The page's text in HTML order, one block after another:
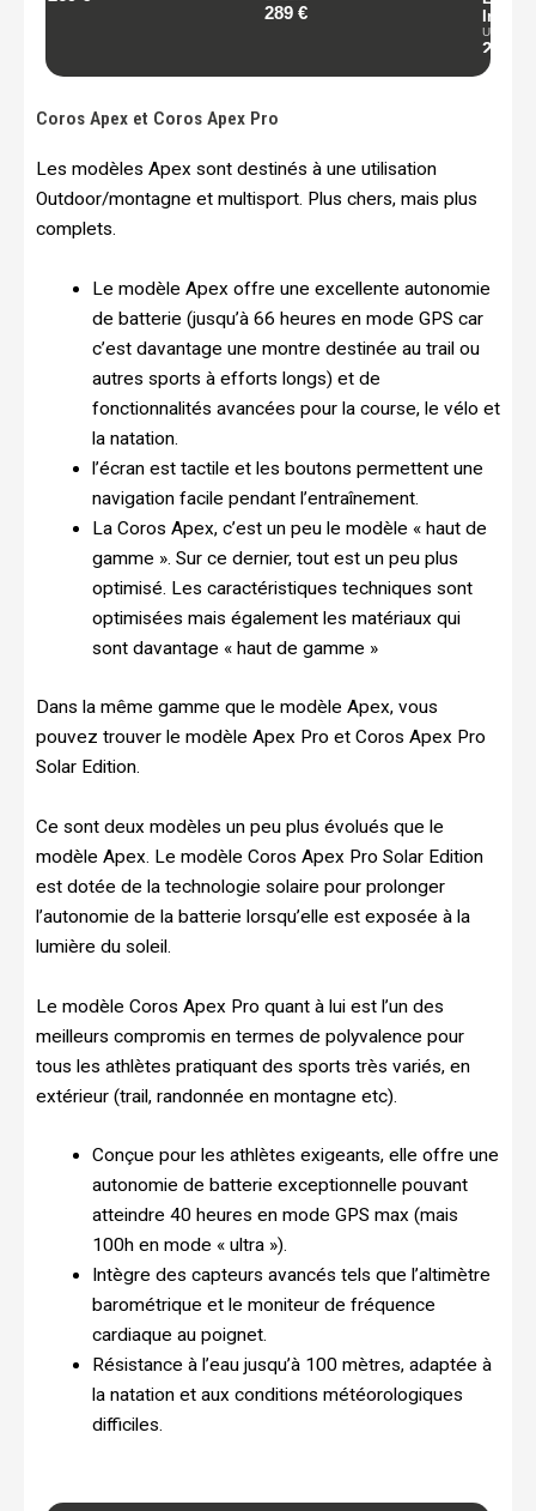
Coros Apex et Coros Apex Pro
Les modèles Apex sont destinés à une utilisation
Outdoor/montagne et multisport. Plus chers, mais plus
complets.
Le modèle Apex offre une excellente autonomie
de batterie (jusqu’à 66 heures en mode GPS car
c’est davantage une montre destinée au trail ou
autres sports à efforts longs) et de
fonctionnalités avancées pour la course, le vélo et
la natation.
l’écran est tactile et les boutons permettent une
navigation facile pendant l’entraînement.
La Coros Apex, c’est un peu le modèle « haut de
gamme ». Sur ce dernier, tout est un peu plus
optimisé. Les caractéristiques techniques sont
optimisées mais également les matériaux qui
sont davantage « haut de gamme »
Dans la même gamme que le modèle Apex, vous
pouvez trouver le modèle Apex Pro et Coros Apex Pro
Solar Edition.
Ce sont deux modèles un peu plus évolués que le
modèle Apex. Le modèle Coros Apex Pro Solar Edition
est dotée de la technologie solaire pour prolonger
l’autonomie de la batterie lorsqu’elle est exposée à la
lumière du soleil.
Le modèle Coros Apex Pro quant à lui est l’un des
meilleurs compromis en termes de polyvalence pour
tous les athlètes pratiquant des sports très variés, en
extérieur (trail, randonnée en montagne etc).
Conçue pour les athlètes exigeants, elle offre une
autonomie de batterie exceptionnelle pouvant
atteindre 40 heures en mode GPS max (mais
100h en mode « ultra »).
Intègre des capteurs avancés tels que l’altimètre
barométrique et le moniteur de fréquence
cardiaque au poignet.
Résistance à l’eau jusqu’à 100 mètres, adaptée à
la natation et aux conditions météorologiques
difficiles.